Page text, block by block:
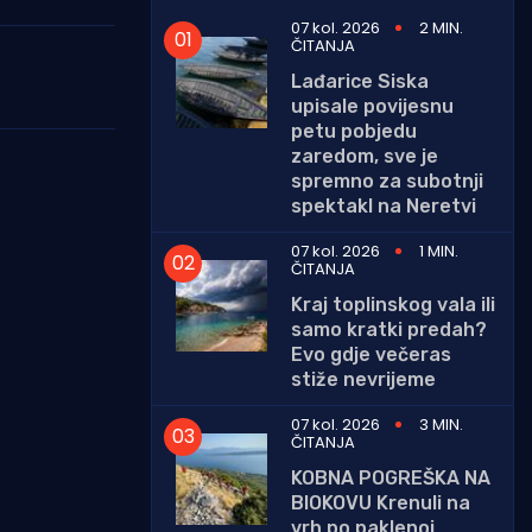
07 kol. 2026 2 MIN.
ČITANJA
Lađarice Siska
upisale povijesnu
petu pobjedu
zaredom, sve je
spremno za subotnji
spektakl na Neretvi
07 kol. 2026
1 MIN.
ČITANJA
Kraj toplinskog vala ili
samo kratki predah?
Evo gdje večeras
stiže nevrijeme
07 kol. 2026
3 MIN.
ČITANJA
KOBNA POGREŠKA NA
BIOKOVU Krenuli na
vrh po paklenoj